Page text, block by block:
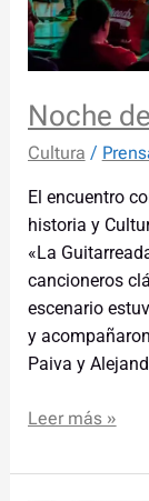
Noche
Cultura /
El encuentro
historia y
«La
cancioneros
escenario
y
Paiva y
Leer más »